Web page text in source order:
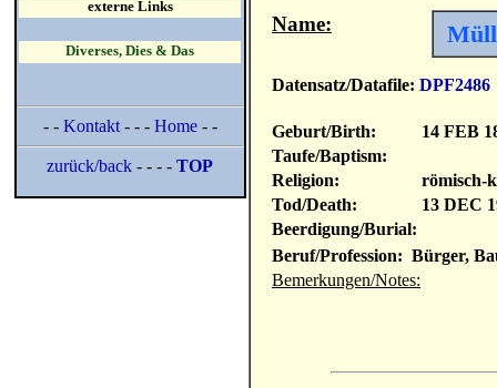
Name:
Datensatz/Datafile: DPF2486
Geburt/Birth:
14 FEB
Taufe/Baptism:
Religion:
römisch-
Tod/Death:
13 DEC
Beerdigung/Burial:
Beruf/Profession: Bürger,
Bemerkungen/Notes:
externe Links
Diverses, Dies & Das
- - Kontakt- - - Home- -
zurück/back - - - -TOP